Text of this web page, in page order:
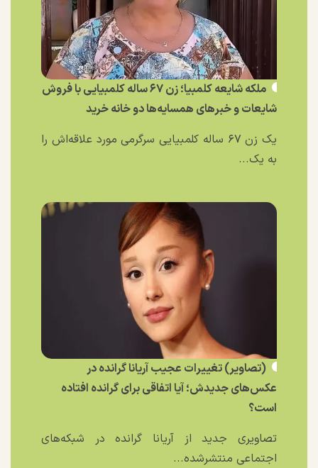
ملکه شایعه کلمبیا؛ زن ۶۷ ساله کلمبیایی با فروش
شایعات و خبر‌های همسایه‌ها دو خانه خرید
یک زن ۶۷ ساله کلمبیایی سرگرمی مورد علاقه‌اش را
به یک...
(تصاویر) تغییرات عجیب آریانا گرانده در
عکس‌های جدیدش؛ آیا اتفاقی برای گرانده افتاده
است؟
تصاویری جدید از آریانا گرانده در شبکه‌های
اجتماعی منتشرشده...